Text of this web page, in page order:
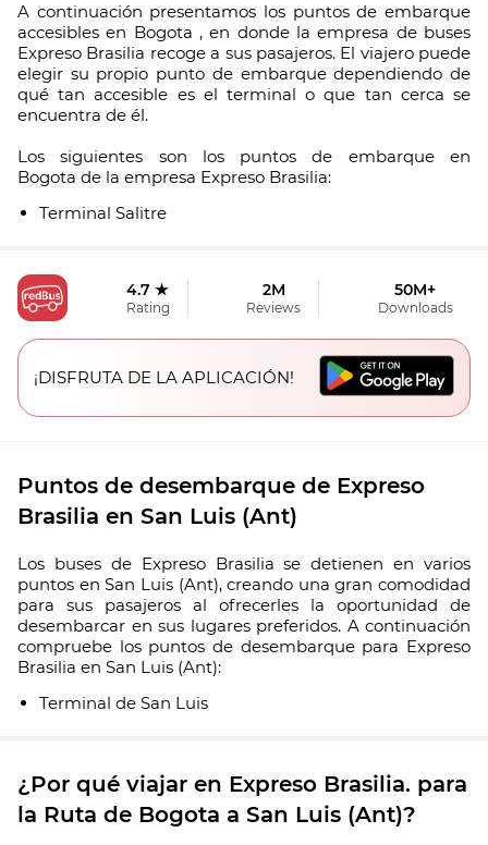
A continuación presentamos los puntos de embarque
accesibles en Bogota , en donde la empresa de buses
Expreso Brasilia recoge a sus pasajeros. El viajero puede
elegir su propio punto de embarque dependiendo de
qué tan accesible es el terminal o que tan cerca se
encuentra de él.
Los siguientes son los puntos de embarque en
Bogota de la empresa Expreso Brasilia:
Terminal Salitre
4.7 ★
Rating
2M
Reviews
50M+
Downloads
¡DISFRUTA DE LA APLICACIÓN!
Puntos de desembarque de Expreso
Brasilia en San Luis (Ant)
Los buses de Expreso Brasilia se detienen en varios
puntos en San Luis (Ant), creando una gran comodidad
para sus pasajeros al ofrecerles la oportunidad de
desembarcar en sus lugares preferidos. A continuación
compruebe los puntos de desembarque para Expreso
Brasilia en San Luis (Ant):
Terminal de San Luis
¿Por qué viajar en Expreso Brasilia. para
la Ruta de Bogota a San Luis (Ant)?